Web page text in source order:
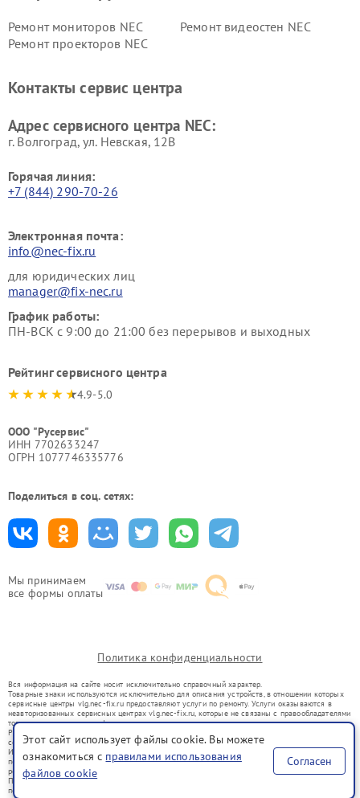
Мы принимаем
все формы оплаты
Ремонт мониторов NEC
Ремонт видеостен NEC
Ремонт проекторов NEC
Контакты сервис центра
Адрес сервисного центра NEC:
г. Волгоград, ул. Невская, 12В
Горячая линия:
+7 (844) 290-70-26
Электронная почта:
info@nec-fix.ru
для юридических лиц
manager@fix-nec.ru
График работы:
ПН-ВСК с 9:00 до 21:00 без перерывов и выходных
Рейтинг сервисного центра
4.9-5.0
ООО "Русервис"
ИНН 7702633247
ОГРН 1077746335776
Поделиться в соц. сетях:
Политика конфиденциальности
Вся информация на сайте носит исключительно справочный характер.
Товарные знаки используются исключительно для описания устройств, в отношении которых
сервисные центры vlg.nec-fix.ru предоставляют услуги по ремонту. Услуги оказываются в
неавторизованных сервисных центрах vlg.nec-fix.ru, которые не связаны с правообладателями
товарных знаков или их официальными представителями.
Ремонт осуществляется для устройств, уже введенных в гражданский оборот в соответствии
со статьей 1487 ГК РФ.
Использование товарных знаков не преследует цели индивидуализации услуг или введения
потребителей в заблуждение, а служит для информирования о предоставляемых услугах по
ремонту техники указанных брендов.
Представленная на сайте информация не является публичной офертой, определяемой
положениями Статьи 437(2) Гражданского кодекса РФ
Этот сайт использует файлы cookie. Вы можете
ознакомиться с правилами использования
файлов cookie
Согласен